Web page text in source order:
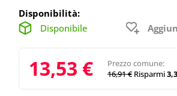
Disponibilità:
Disponibile
13,53 €
Prezzo comune:
16,91 € Risparmi